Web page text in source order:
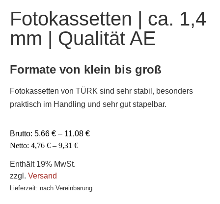
Fotokassetten | ca. 1,4
mm | Qualität AE
Formate von klein bis groß
Fotokassetten von TÜRK sind sehr stabil, besonders
praktisch im Handling und sehr gut stapelbar.
Brutto: 5,66 € – 11,08 €
Netto: 4,76 € – 9,31 €
Enthält 19% MwSt.
zzgl. Versand
Lieferzeit: nach Vereinbarung